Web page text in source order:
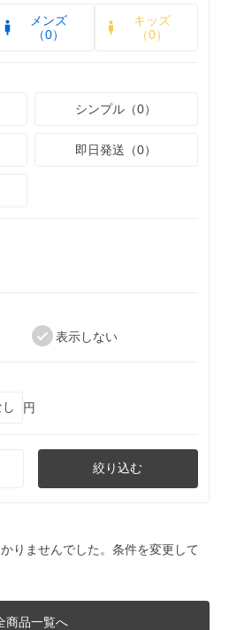
メンズ
（0）
キッズ
（0）
シンプル（0）
即日発送（0）
表示しない
円
絞り込む
りませんでした。条件を変更して
商品一覧へ